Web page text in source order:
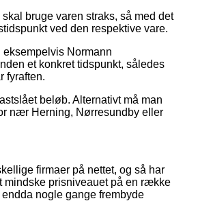
bruge varen straks, så med det
ved den respektive vare.
Normann
et konkret tidspunkt, således
fyraften.
beløb. Alternativt må man
nær Herning, Nørresundby eller
firmaer på nettet, og så har
mindske prisniveauet på en række
nogle gange frembyde